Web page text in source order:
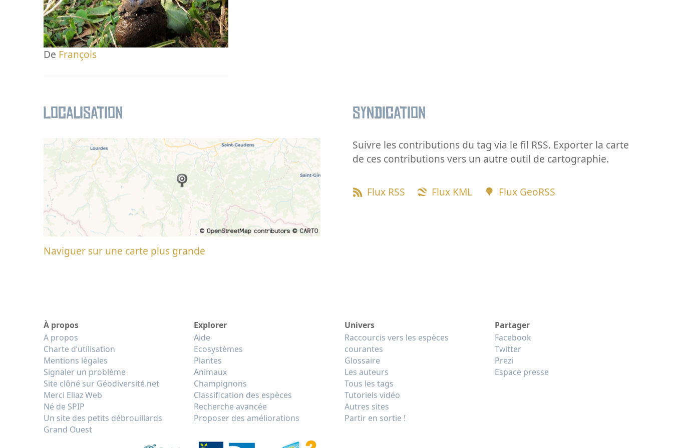
De François
Localisation
Naviguer sur une carte plus grande
Syndication
Suivre les contributions du tag via le fil RSS. Exporter la carte
de ces contributions vers un autre outil de cartographie.
Flux RSS Flux KML Flux GeoRSS
À propos
A propos
Charte d’utilisation
Mentions légales
Signaler un problème
Site clôné sur Géodiversité.net
Merci Eliaz Web
Né de SPIP
Un site des petits débrouillards
Grand Ouest
Explorer
Aide
Ecosystèmes
Plantes
Animaux
Champignons
Classification des espèces
Recherche avancée
Proposer des améliorations
Univers
Raccourcis vers les espèces
courantes
Glossaire
Les auteurs
Tous les tags
Tutoriels vidéo
Autres sites
Partir en sortie !
Partager
Facebook
Twitter
Prezi
Espace presse